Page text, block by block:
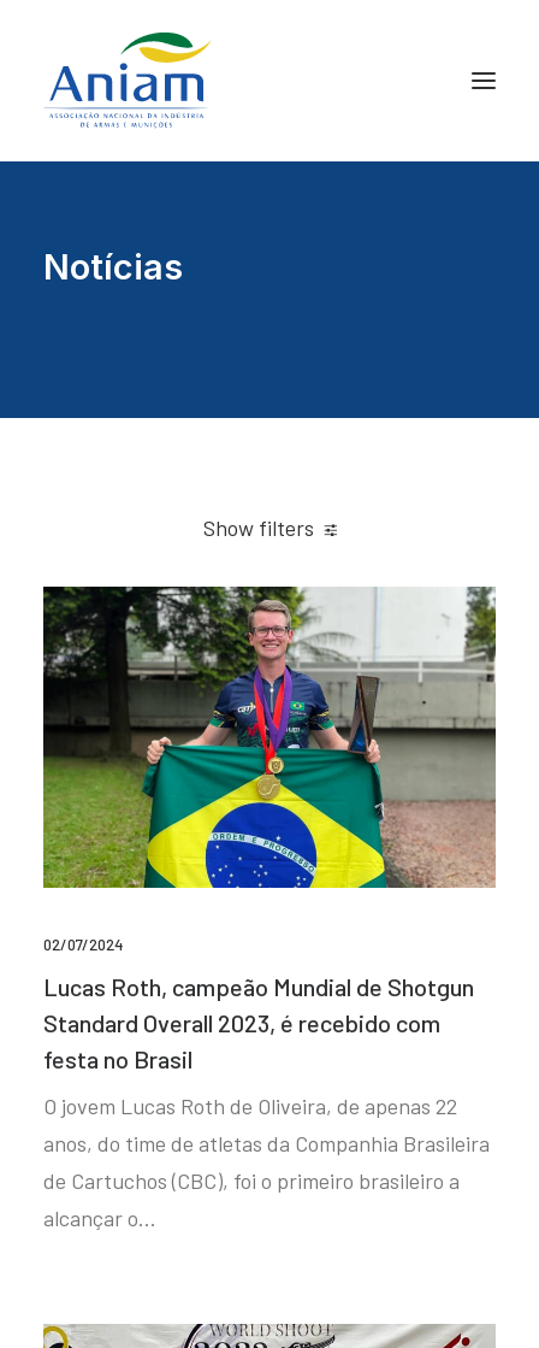
Notícias
Show filters
02/07/2024
Lucas Roth, campeão Mundial de Shotgun
Standard Overall 2023, é recebido com
festa no Brasil
O jovem Lucas Roth de Oliveira, de apenas 22
anos, do time de atletas da Companhia Brasileira
de Cartuchos (CBC), foi o primeiro brasileiro a
alcançar o…